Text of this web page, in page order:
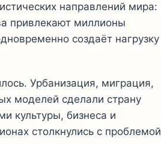
направлений мира:
привлекают миллионы
создаёт нагрузку
Урбанизация, миграция,
моделей сделали страну
культуры, бизнеса и
столкнулись с проблемой